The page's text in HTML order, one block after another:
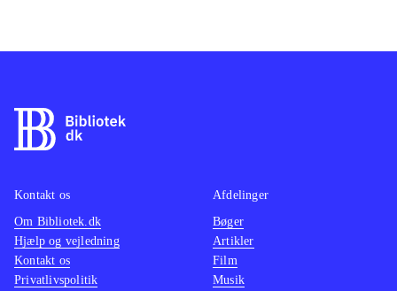
Kontakt os
Om Bibliotek.dk
Hjælp og vejledning
Kontakt os
Privatlivspolitik
Afdelinger
Bøger
Artikler
Film
Musik